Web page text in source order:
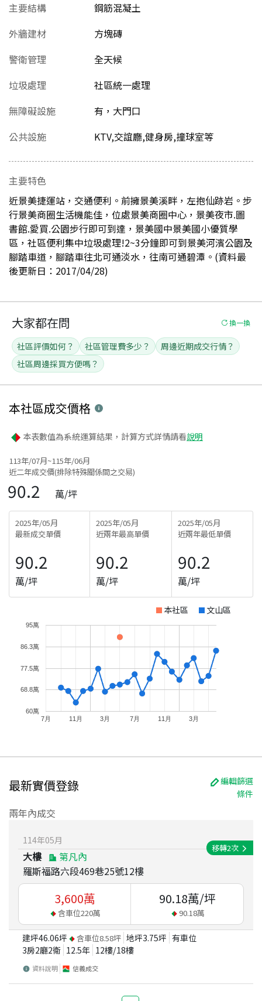
主要結構
鋼筋混凝土
外牆建材
方塊磚
警衛管理
全天候
垃圾處理
社區統一處理
無障礙設施
有，大門口
公共設施
KTV,交誼廳,健身房,撞球室等
主要特色
近景美捷運站，交通便利。前擁景美溪畔，左抱仙跡岩。步
行景美商圈生活機能佳，位處景美商圈中心，景美夜市.圖
書館.愛買.公園步行即可到達，景美國中景美國小優質學
區，社區便利集中垃圾處理!2~3分鐘即可到景美河濱公園及
腳踏車道，腳踏車往北可通淡水，往南可通碧潭。(資料最
後更新日：2017/04/28)
大家都在問 換一換
社區評價如何？ 社區管理費多少？
周邊近期成交行情？
社區周邊採買方便嗎？
本社區成交價格
本表數值為系統運算結果，計算方式詳情請看說明
113年/07月~115年/06月
近二年成交價(排除特殊關係間之交易)
90.2 萬/坪
2025年/05月
最新成交單價
90.2
萬/坪
2025年/05月
近兩年最高單價
90.2
萬/坪
2025年/05月
近兩年最低單價
90.2
萬/坪
本社區 文山區
7月 11月 3月 7月 11月 3月
60萬
68.8萬
77.5萬
86.3萬
95萬
最新實價登錄
編輯篩選
條件
兩年內成交
114年05月
大樓
第凡內
羅斯福路六段469巷25號12樓
移轉2次
3,600萬
含車位220萬
90.18萬/坪
90.18萬
建坪46.06坪 含車位8.58坪 地坪3.75坪 有車位
3房2廳2衛 12.5年 12樓/18樓
資料說明 信義成交